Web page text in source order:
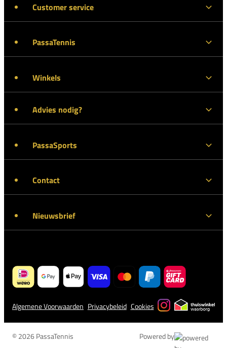
Customer service
PassaTennis
Winkels
Advies nodig?
PassaSports
Contact
Nieuwsbrief
Algemene Voorwaarden Privacybeleid Cookies
© 2026 PassaTennis Powered by